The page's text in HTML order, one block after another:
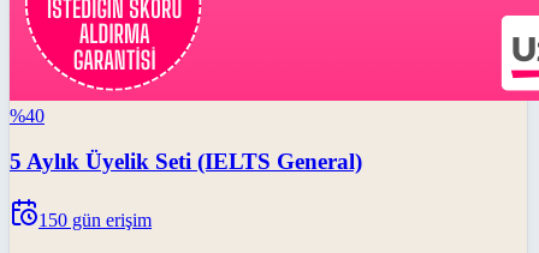
%40
5 Aylık Üyelik Seti (IELTS General)
150 gün erişim